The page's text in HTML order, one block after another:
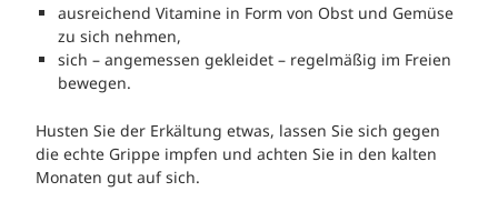
ausreichend Vitamine in Form von Obst und Gemüse
zu sich nehmen,
sich – angemessen gekleidet – regelmäßig im Freien
bewegen.
Husten Sie der Erkältung etwas, lassen Sie sich gegen
die echte Grippe impfen und achten Sie in den kalten
Monaten gut auf sich.